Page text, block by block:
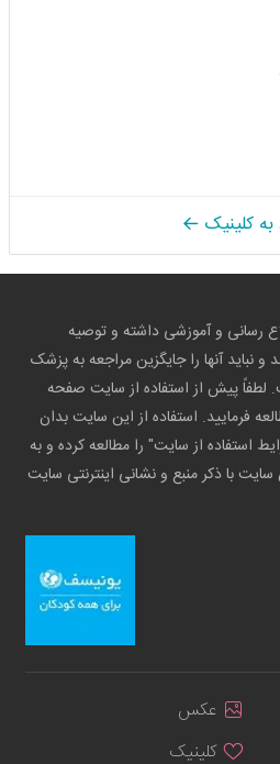
به کلینیک
رسانی و آموزشی داشته و توصیه
آنها را جایگزین مراجعه به پزشک
پیش از استفاده از سایت صفحه
فرمایید. استفاده از این سایت بدان
استفاده از سایت" را مطالعه کرده و به
با ذکر منبع و نشانی اینترنتی سایت
عکس
کلینیک